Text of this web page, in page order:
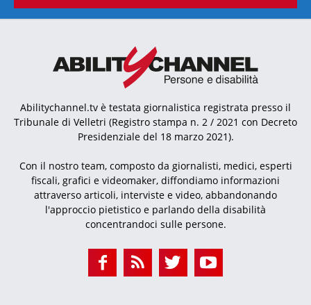
Abilitychannel.tv è testata giornalistica registrata presso il
Tribunale di Velletri (Registro stampa n. 2 / 2021 con Decreto
Presidenziale del 18 marzo 2021).
Con il nostro team, composto da giornalisti, medici, esperti
fiscali, grafici e videomaker, diffondiamo informazioni
attraverso articoli, interviste e video, abbandonando
l'approccio pietistico e parlando della disabilità
concentrandoci sulle persone.